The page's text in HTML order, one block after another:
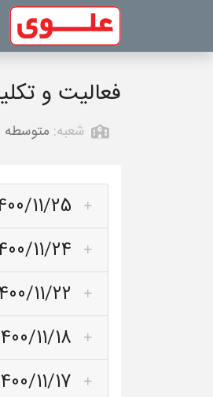
فعالیت و
شعبه: متوسطه
11/25
11/24
11/22
11/18
11/17